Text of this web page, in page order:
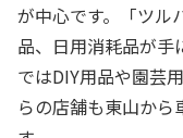
が中心です。「ツル
品、日用消耗品が手
ではDIY用品や園芸
らの店舗も東山から